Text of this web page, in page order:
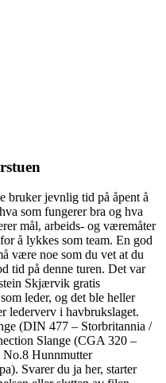
bruker jevnlig tid på åpent å
som fungerer bra og hva
mål, arbeids- og væremåter
å lykkes som team. En god
være noe som du vet at du
tid på denne turen. Det var
Skjærvik gratis
leder, og det ble heller
lederverv i havbrukslaget.
(DIN 477 – Storbritannia /
Slange (CGA 320 –
Hunnmutter
Svarer du ja her, starter